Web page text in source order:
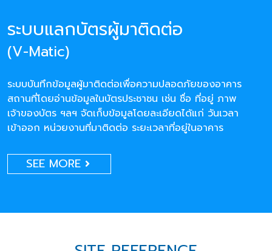
ระบบแลกบัตรผู้มาติดต่อ
(V-Matic)
ระบบบันทึกข้อมูลผู้มาติดต่อเพื่อความปลอดภัยของอาคาร
สถานที่โดยอ่านข้อมูลในบัตรประชาชน เช่น ชื่อ ที่อยู่ ภาพ
เจ้าของบัตร ฯลฯ จัดเก็บข้อมูลโดยละเอียดได้แก่ วันเวลา
เข้าออก หน่วยงานที่มาติดต่อ ระยะเวลาที่อยู่ในอาคาร
SEE MORE